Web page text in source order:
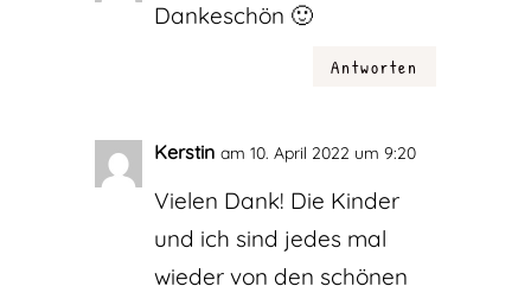
Dankeschön 🙂
Antworten
Kerstin am 10. April 2022 um 9:20
Vielen Dank! Die Kinder
und ich sind jedes mal
wieder von den schönen